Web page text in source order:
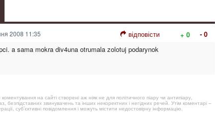
2008 11:35 відповісти + 0
- 0
a sama mokra div4una otrumala zolotuj podarynok
на сайті створені аж ніяк не для політичного піару чи антипіару,
безпідставних звинувачень та інших некоректних і негідних речей. Утім коментарі –
суб’єктивні повідомлення і можуть містити недостовірну інформацію.